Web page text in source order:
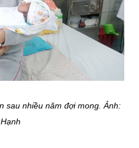
sau nhiều năm đợi mong. Ảnh: